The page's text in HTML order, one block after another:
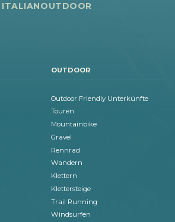
ITALIANOUTDOOR
OUTDOOR
Outdoor Friendly Unterkünfte
Touren
Mountainbike
Gravel
Rennrad
Wandern
Klettern
Klettersteige
Trail Running
Windsurfen